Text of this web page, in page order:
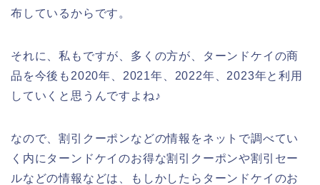
布しているからです。
それに、私もですが、多くの方が、ターンドケイの商
品を今後も2020年、2021年、2022年、2023年と利用
していくと思うんですよね♪
なので、割引クーポンなどの情報をネットで調べてい
く内にターンドケイのお得な割引クーポンや割引セー
ルなどの情報などは、もしかしたらターンドケイのお